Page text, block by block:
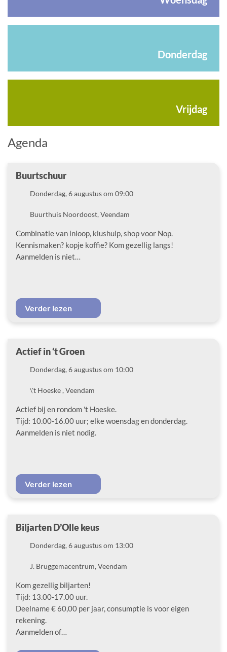
Donderdag
Vrijdag
Agenda
Buurtschuur
DatumDonderdag, 6 augustus om 09:00
LocatieBuurthuis Noordoost, Veendam
Combinatie van inloop, klushulp, shop voor Nop.
Kennismaken? kopje koffie? Kom gezellig langs!
Aanmelden is niet…
Verder lezen
Actief in ‘t Groen
DatumDonderdag, 6 augustus om 10:00
Locatie\'t Hoeske , Veendam
Actief bij en rondom 't Hoeske.
Tijd: 10.00-16.00 uur; elke woensdag en donderdag.
Aanmelden is niet nodig.
Verder lezen
Biljarten D’Olle keus
DatumDonderdag, 6 augustus om 13:00
LocatieJ. Bruggemacentrum, Veendam
Kom gezellig biljarten!
Tijd: 13.00-17.00 uur.
Deelname € 60,00 per jaar, consumptie is voor eigen
rekening.
Aanmelden of…